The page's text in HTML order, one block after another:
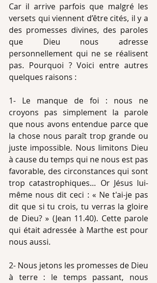
Car il arrive parfois que malgré les
versets qui viennent d’être cités, il y a
des promesses divines, des paroles
que Dieu nous adresse
personnellement qui ne se réalisent
pas. Pourquoi ? Voici entre autres
quelques raisons :
1- Le manque de foi : nous ne
croyons pas simplement la parole
que nous avons entendue parce que
la chose nous paraît trop grande ou
juste impossible. Nous limitons Dieu
à cause du temps qui ne nous est pas
favorable, des circonstances qui sont
trop catastrophiques… Or Jésus lui-
même nous dit ceci : « Ne t'ai-je pas
dit que si tu crois, tu verras la gloire
de Dieu? » (Jean 11.40). Cette parole
qui était adressée à Marthe est pour
nous aussi.
2- Nous jetons les promesses de Dieu
à terre : le temps passant, nous